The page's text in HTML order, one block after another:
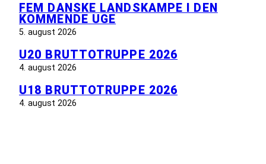
FEM DANSKE LANDSKAMPE I DEN
KOMMENDE UGE
5. august 2026
U20 BRUTTOTRUPPE 2026
4. august 2026
U18 BRUTTOTRUPPE 2026
4. august 2026